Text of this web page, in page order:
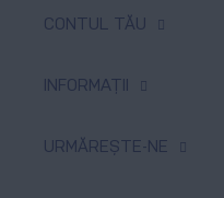
Tipar digital & offset
Tipar de mari dimensiuni
CONTUL TĂU
Comenzi
INFORMAȚII
Despre noi
URMĂREȘTE-NE